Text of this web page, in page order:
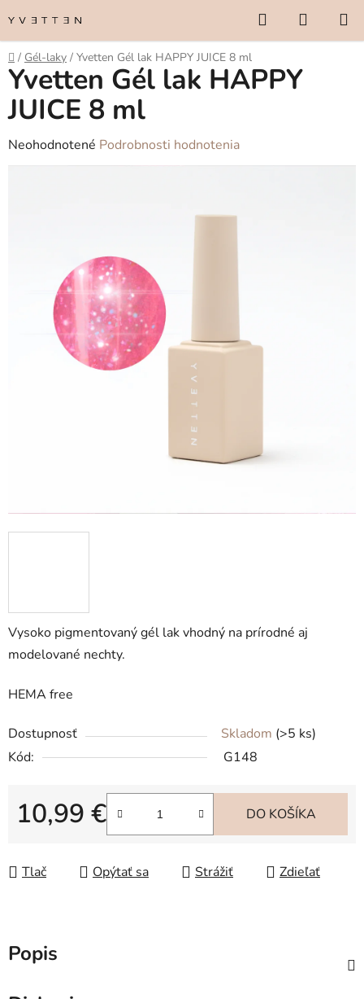
na
obsah
Hľadať
KOŠÍK
Domov
/ Gél-laky / Yvetten Gél lak HAPPY JUICE 8 ml
Vysoko pigmentovaný gél lak vhodný na prírodné aj
modelované nechty.
HEMA free
Dostupnosť Skladom (>5 ks)
Kód:
G148
10,99 €
Jednotková cena:
DO KOŠÍKA
Tlač Opýtať sa Strážiť Zdieľať
Yvetten Gél lak HAPPY
JUICE 8 ml
Priemerné
hodnotenie
hviezdičiek.
Neohodnotené Podrobnosti hodnotenia
Popis